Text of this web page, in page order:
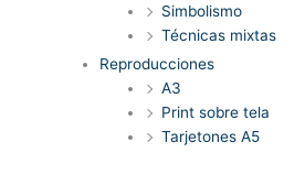
Simbolismo
Técnicas mixtas
Reproducciones
A3
Print sobre tela
Tarjetones A5